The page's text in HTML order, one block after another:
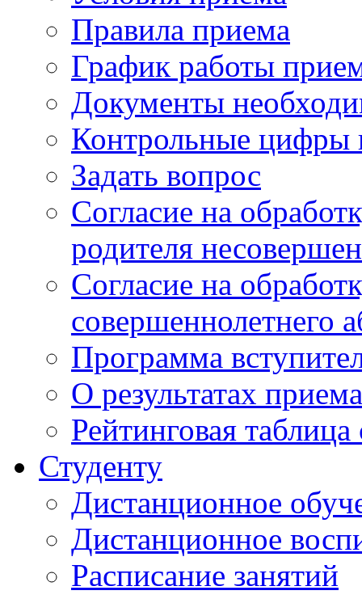
Правила приема
График работы
Документы
Контрольные цифры
Задать вопрос
Согласие на
родителя
Согласие на
совершеннолетнего
Программа
О результатах приема
Рейтинговая
Студенту
Дистанционное
Дистанционное
Расписание занятий